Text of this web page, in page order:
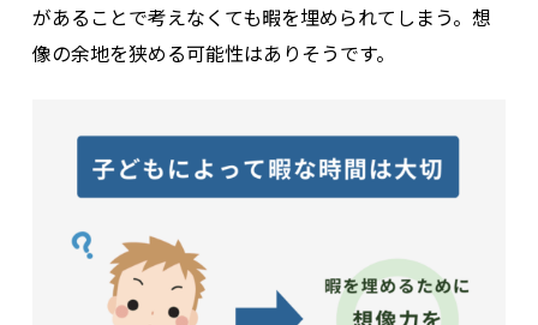
があることで考えなくても暇を埋められてしまう。想
像の余地を狭める可能性はありそうです。